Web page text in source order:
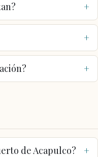
de Acapulco?